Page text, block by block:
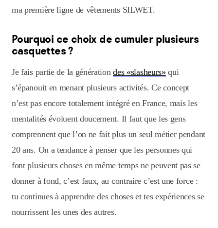
ma première ligne de vêtements SILWET.
Pourquoi ce choix de cumuler plusieurs
casquettes ?
Je fais partie de la générationdes «slasheurs» qui
s’épanouit en menant plusieurs activités. Ce concept
n’est pas encore totalement intégré en France, mais les
mentalités évoluent doucement. Il faut que les gens
comprennent que l’on ne fait plus un seul métier pendant
20 ans. On a tendance à penser que les personnes qui
font plusieurs choses en même temps ne peuvent pas se
donner à fond, c’est faux, au contraire c’est une force :
tu continues à apprendre des choses et tes expériences se
nourrissent les unes des autres.